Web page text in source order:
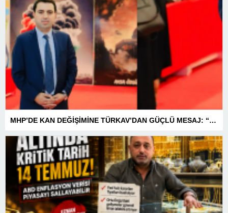
MHP’DE KAN DEĞİŞİMİNE TÜRKAV’DAN GÜÇLÜ MESAJ: “BİRLİK VE BERABERLİKLE DAHA GÜÇLÜYÜZ”